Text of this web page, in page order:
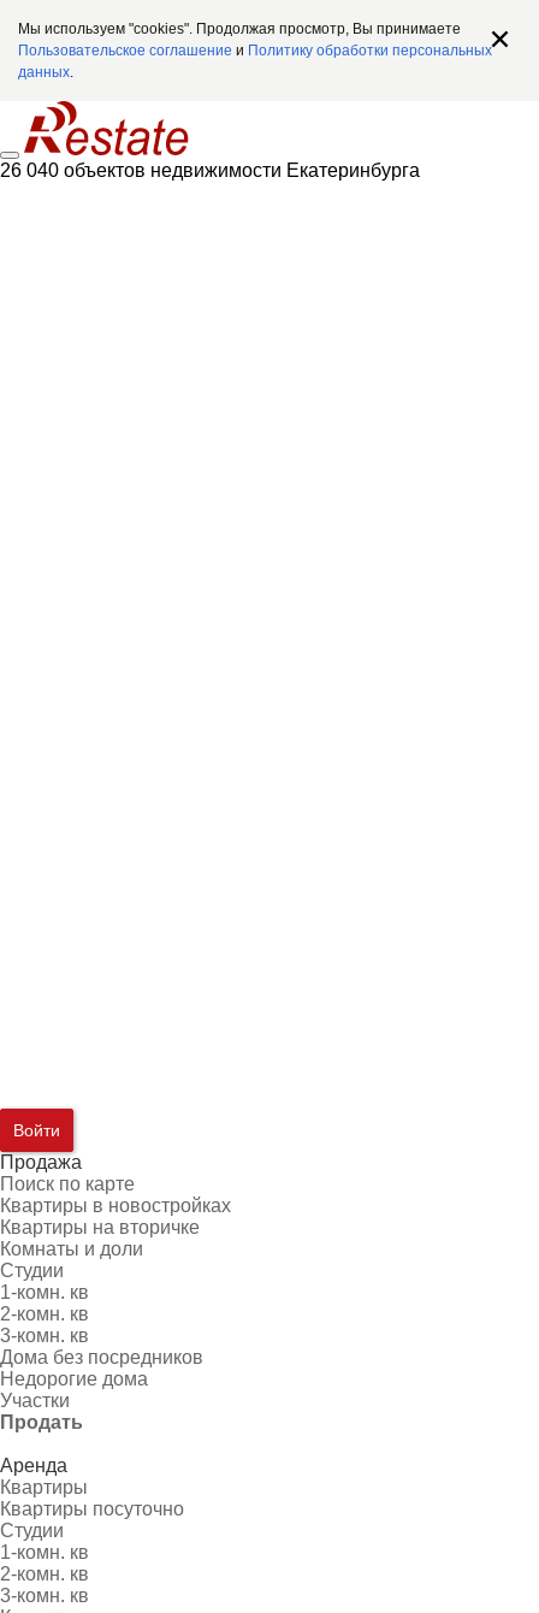
Мы используем "cookies". Продолжая просмотр, Вы принимаете
Пользовательское соглашение и Политику обработки персональных
данных.
26 040 объектов недвижимости Екатеринбурга
Войти
Продажа
Поиск по карте
Квартиры в новостройках
Квартиры на вторичке
Комнаты и доли
Студии
1-комн. кв
2-комн. кв
3-комн. кв
Дома без посредников
Недорогие дома
Участки
Продать
Аренда
Квартиры
Квартиры посуточно
Студии
1-комн. кв
2-комн. кв
3-комн. кв